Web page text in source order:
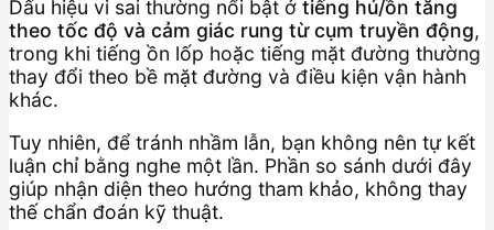
Dấu hiệu vi sai thường nổi bật ở tiếng hú/ồn tăng
theo tốc độ và cảm giác rung từ cụm truyền động,
trong khi tiếng ồn lốp hoặc tiếng mặt đường thường
thay đổi theo bề mặt đường và điều kiện vận hành
khác.
Tuy nhiên, để tránh nhầm lẫn, bạn không nên tự kết
luận chỉ bằng nghe một lần. Phần so sánh dưới đây
giúp nhận diện theo hướng tham khảo, không thay
thế chẩn đoán kỹ thuật.